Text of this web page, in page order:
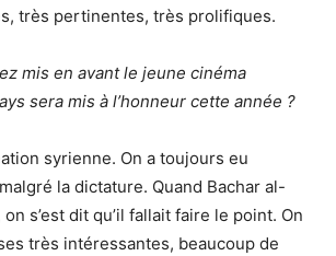
très pertinentes, très prolifiques.
mis en avant le jeune cinéma
sera mis à l’honneur cette année ?
syrienne. On a toujours eu
la dictature. Quand Bachar al-
s’est dit qu’il fallait faire le point. On
très intéressantes, beaucoup de